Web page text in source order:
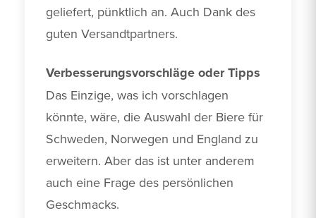
geliefert, pünktlich an. Auch Dank des
guten Versandtpartners.
Verbesserungsvorschläge oder Tipps
Das Einzige, was ich vorschlagen
könnte, wäre, die Auswahl der Biere für
Schweden, Norwegen und England zu
erweitern. Aber das ist unter anderem
auch eine Frage des persönlichen
Geschmacks.